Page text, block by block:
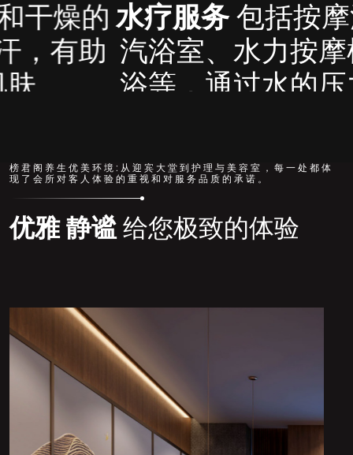
务包括按摩浴缸、蒸
、水力按摩椅、漩涡
通过水的压力和温度
源自泰国的按摩疗
过缓慢而深入的按摩
进身体和心灵的健康
理提供深层清洁、面
面膜敷料、眼部护
，改善肌肤质量、
、促进皮肤新陈代
谢。
榜君阁养生优美环境:从迎宾大堂到护理与美容室，每一处都体
现了会所对客人体验的重视和对服务品质的承诺。
优雅 静谧 给您极致的体验